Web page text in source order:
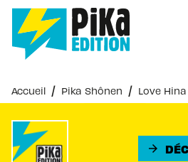
MENU RECHERCHE
PIED DE PAGE
Accueil / Pika Shônen / Love
arrow_forward